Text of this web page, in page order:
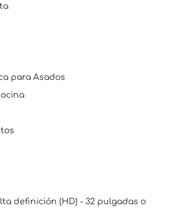
para Asados
definición (HD) - 32 pulgadas o